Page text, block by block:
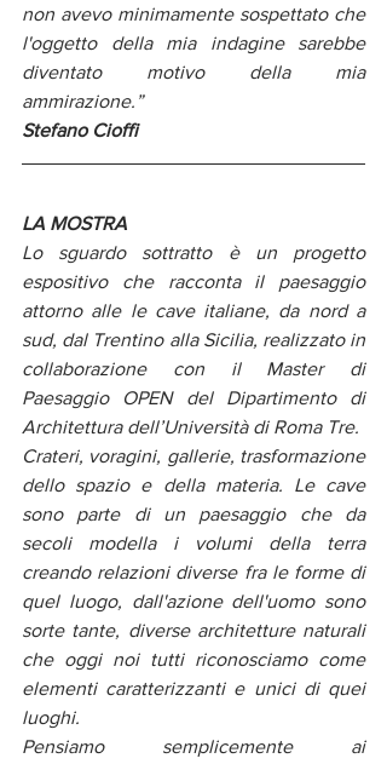
non avevo minimamente sospettato che
l'oggetto della mia indagine sarebbe
diventato motivo della mia
ammirazione.”
Stefano Cioffi
LA MOSTRA
Lo sguardo sottratto è un progetto
espositivo che racconta il paesaggio
attorno alle le cave italiane, da nord a
sud, dal Trentino alla Sicilia, realizzato in
collaborazione con il Master di
Paesaggio OPEN del Dipartimento di
Architettura dell’Università di Roma Tre.
Crateri, voragini, gallerie, trasformazione
dello spazio e della materia. Le cave
sono parte di un paesaggio che da
secoli modella i volumi della terra
creando relazioni diverse fra le forme di
quel luogo, dall'azione dell'uomo sono
sorte tante, diverse architetture naturali
che oggi noi tutti riconosciamo come
elementi caratterizzanti e unici di quei
luoghi.
Pensiamo semplicemente ai